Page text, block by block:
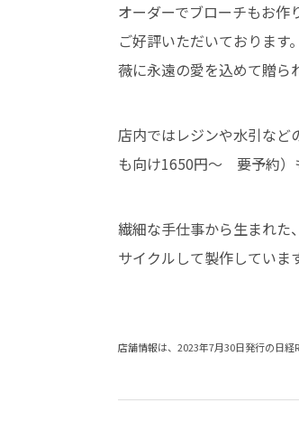
オーダーでブローチもお作
ご好評いただいております
薇に永遠の愛を込めて贈ら
店内ではレジンや水引など
も向け1650円〜 要予約）
繊細な手仕事から生まれた
サイクルして製作していま
店舗情報は、2023年7月30日発行の日経